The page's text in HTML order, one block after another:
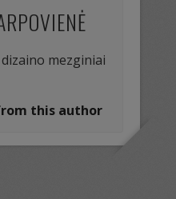
mezginiai
this author